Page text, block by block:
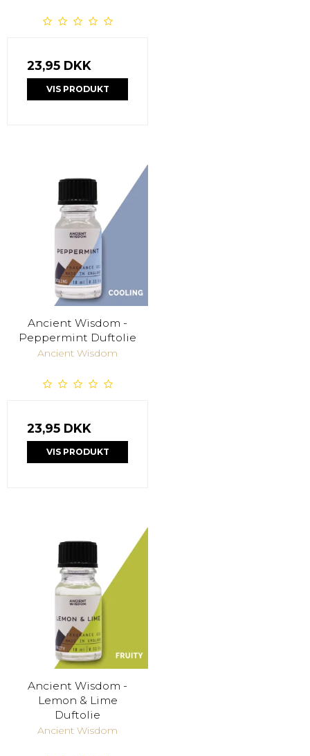
23,95 DKK
VIS PRODUKT
Ancient Wisdom -
Peppermint Duftolie
Ancient Wisdom
23,95 DKK
VIS PRODUKT
Ancient Wisdom -
Lemon & Lime
Duftolie
Ancient Wisdom